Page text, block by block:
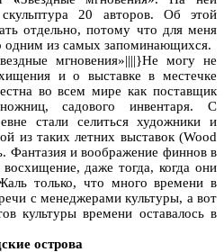
скульптура 20 авторов. Об этой
отдельно, потому что для меня
одним из самых запоминающихся.
мгновения»||||}Не могу не
и о выставке в местечке
во всем мире как поставщик
садового инвентаря. С
стали селиться художники и
из таких летних выставок (Wood
Фантазия и воображение финнов в
даже тогда, когда они
только, что много времени в
с менеджерами культуры, а вот
культуры времени оставалось в
острова